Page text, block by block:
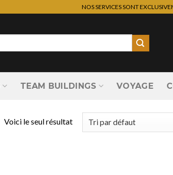
NOS SERVICES SONT
TEAM BUILDINGS VOYAGE
Voici le seul résultat